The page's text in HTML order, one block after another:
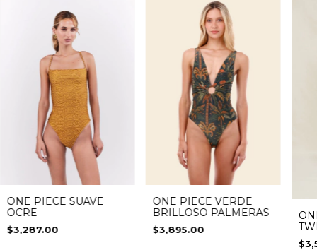
ONE PIECE SUAVE
OCRE
$3,287.00
ONE PIECE VERDE
BRILLOSO PALMERAS
$3,895.00